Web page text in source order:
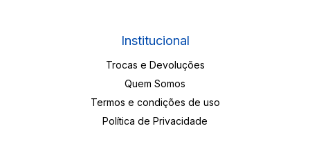
Institucional
Trocas e Devoluções
Quem Somos
Termos e condições de uso
Política de Privacidade